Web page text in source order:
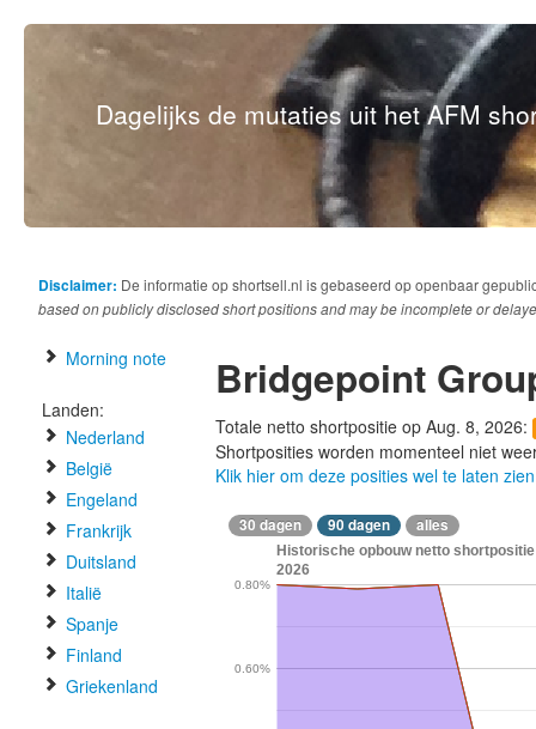
Dagelijks de mutaties uit het AFM
Disclaimer: De informatie op shortsell.nl is gebaseerd op openbaar
based on publicly disclosed short positions and may be incomplete or
Morning note
Landen:
Nederland
België
Engeland
Frankrijk
Duitsland
Italië
Spanje
Finland
Griekenland
Bridgepoint
Totale netto shortpositie op Aug. 8, 2026:
Shortposities worden momenteel niet
Klik hier om deze posities wel te laten zien
30 dagen 90 dagen alles
Historische opbouw netto
2026
0.60%
0.80%